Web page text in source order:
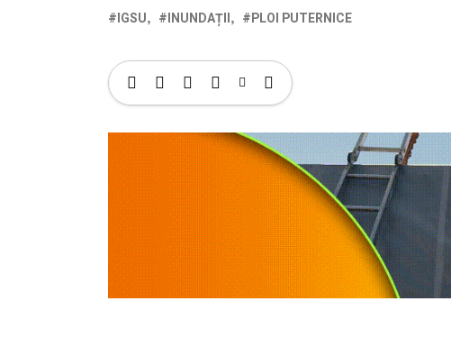
IGSU INUNDAȚII PLOI PUTERNICE